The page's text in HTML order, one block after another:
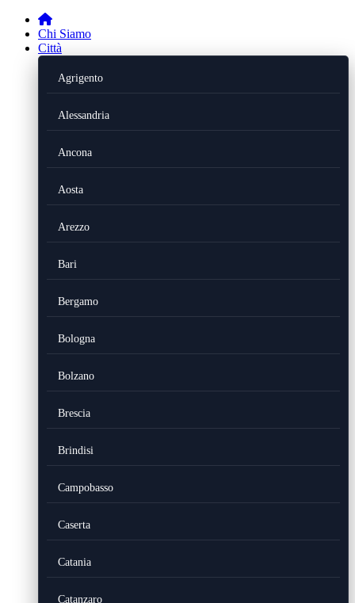
Chi Siamo
Città
Agrigento
Alessandria
Ancona
Aosta
Arezzo
Bari
Bergamo
Bologna
Bolzano
Brescia
Brindisi
Campobasso
Caserta
Catania
Catanzaro